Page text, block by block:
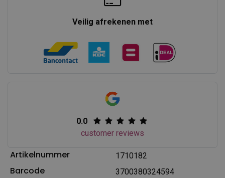
Veilig afrekenen met
0.0
customer reviews
Artikelnummer 1710182
Barcode 3700380324594